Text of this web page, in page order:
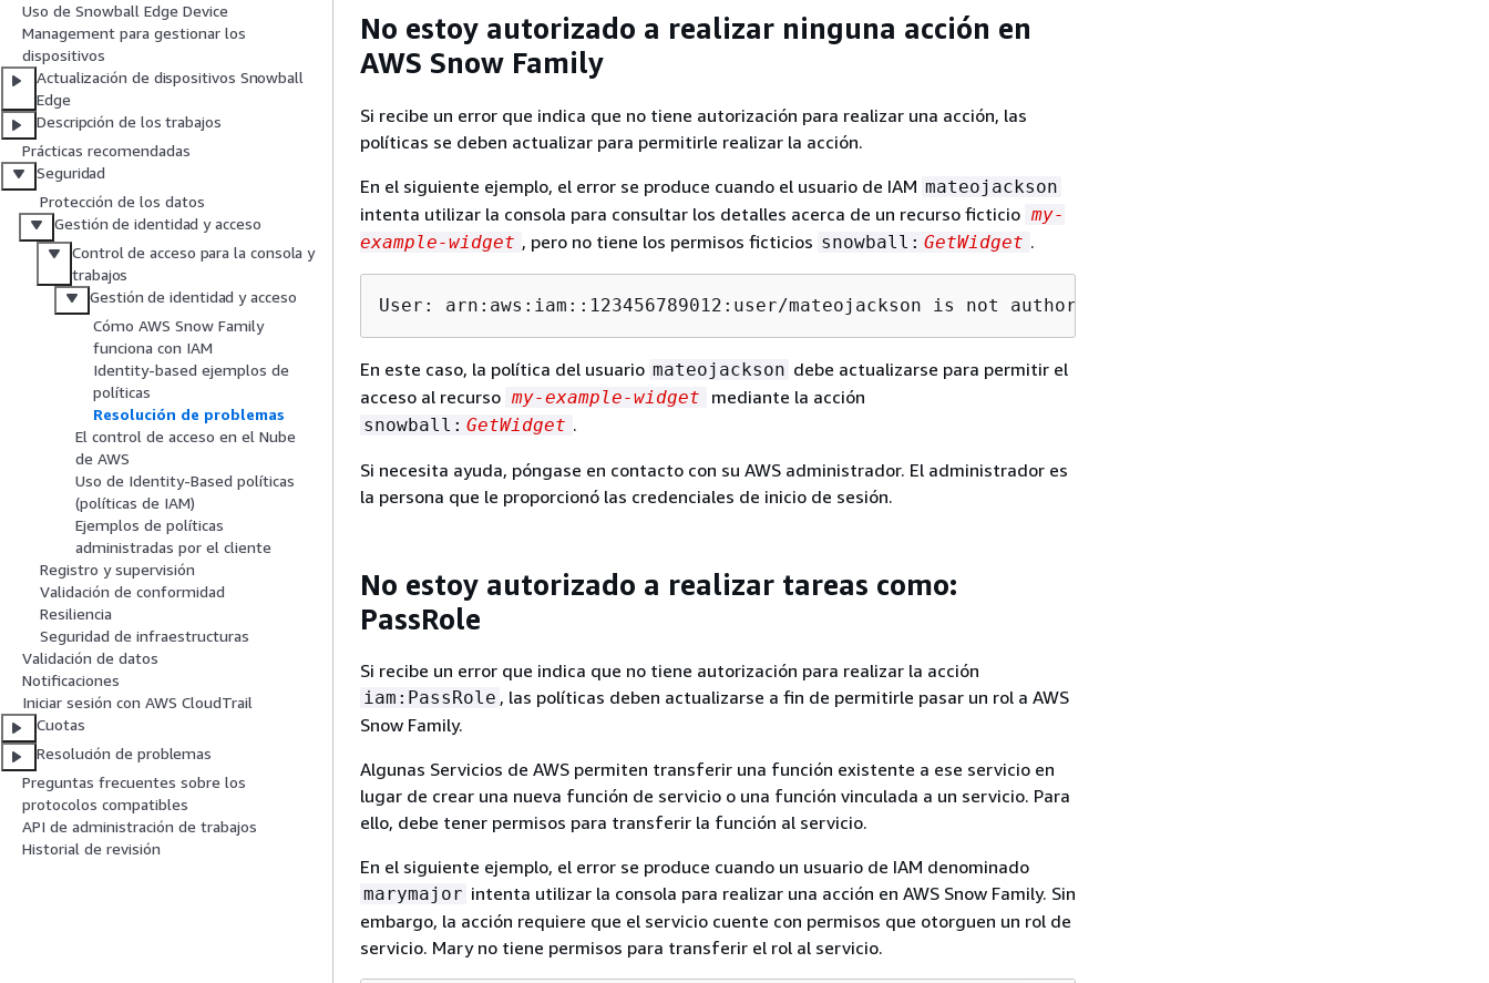
Uso de Snowball Edge Device
Management para gestionar los
dispositivos
Actualización de dispositivos Snowball
Edge
Descripción de los trabajos
Prácticas recomendadas
Seguridad
Protección de los datos
Gestión de identidad y acceso
Control de acceso para la consola y
trabajos
Gestión de identidad y acceso
Cómo AWS Snow Family
funciona con IAM
Identity-based ejemplos de
políticas
Resolución de problemas
El control de acceso en el Nube
de AWS
Uso de Identity-Based políticas
(políticas de IAM)
Ejemplos de políticas
administradas por el cliente
Registro y supervisión
Validación de conformidad
Resiliencia
Seguridad de infraestructuras
Validación de datos
Notificaciones
Iniciar sesión con AWS CloudTrail
Cuotas
Resolución de problemas
Preguntas frecuentes sobre los
protocolos compatibles
API de administración de trabajos
Historial de revisión
No estoy autorizado a realizar ninguna acción en
AWS Snow Family
Si recibe un error que indica que no tiene autorización para realizar una acción, las
políticas se deben actualizar para permitirle realizar la acción.
En el siguiente ejemplo, el error se produce cuando el usuario de IAM mateojackson
intenta utilizar la consola para consultar los detalles acerca de un recurso ficticio my-
example-widget , pero no tiene los permisos ficticios snowball: GetWidget .
User: arn:aws:iam::123456789012:user/mateojackson is not authorized to perform: snowball:
En este caso, la política del usuario mateojackson debe actualizarse para permitir el
acceso al recurso my-example-widget mediante la acción
snowball: GetWidget .
Si necesita ayuda, póngase en contacto con su AWS administrador. El administrador es
la persona que le proporcionó las credenciales de inicio de sesión.
No estoy autorizado a realizar tareas como:
PassRole
Si recibe un error que indica que no tiene autorización para realizar la acción
iam:PassRole , las políticas deben actualizarse a fin de permitirle pasar un rol a AWS
Snow Family.
Algunas Servicios de AWS permiten transferir una función existente a ese servicio en
lugar de crear una nueva función de servicio o una función vinculada a un servicio. Para
ello, debe tener permisos para transferir la función al servicio.
En el siguiente ejemplo, el error se produce cuando un usuario de IAM denominado
marymajor intenta utilizar la consola para realizar una acción en AWS Snow Family. Sin
embargo, la acción requiere que el servicio cuente con permisos que otorguen un rol de
servicio. Mary no tiene permisos para transferir el rol al servicio.